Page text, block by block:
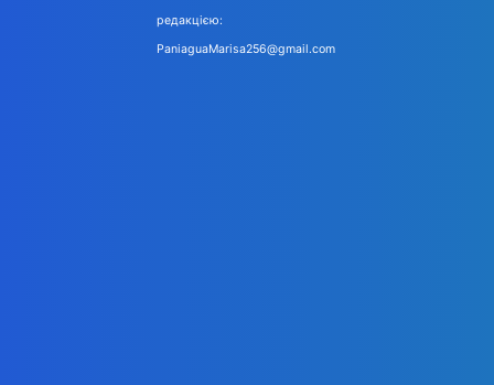
редакцією:
PaniaguaMarisa256@gmail.com